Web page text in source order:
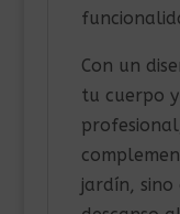
Con un
tu cuerpo
jardín,